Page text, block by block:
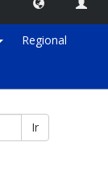
Regional
Ir